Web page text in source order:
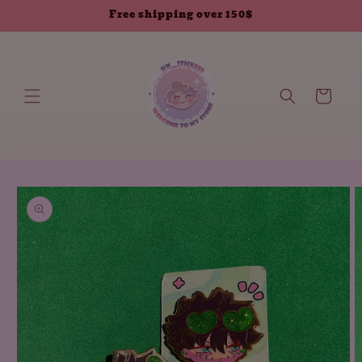
Free shipping over 150$
العربة
انتقل إلى
معلومات
المنتج